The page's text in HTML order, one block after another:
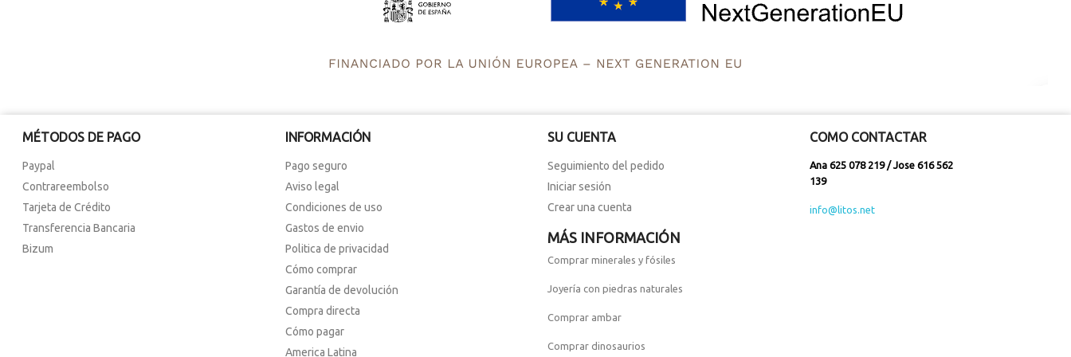
MÉTODOS DE PAGO
Paypal
Contrareembolso
Tarjeta de Crédito
Transferencia Bancaria
Bizum
INFORMACIÓN
Pago seguro
Aviso legal
Condiciones de uso
Gastos de envio
Politica de privacidad
Cómo comprar
Garantía de devolución
Compra directa
Cómo pagar
America Latina
SU CUENTA
Seguimiento del pedido
Iniciar sesión
Crear una cuenta
COMO CONTACTAR
Ana 625 078 219 / Jose 616 562
139
info@litos.net
MÁS INFORMACIÓN
Comprar minerales y fósiles
Joyería con piedras naturales
Comprar ambar
Comprar dinosaurios